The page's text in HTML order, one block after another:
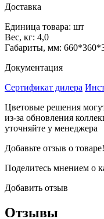
Доставка
Единица товара: шт
Вес, кг: 4,0
Габариты, мм:
Документация
Сертификат дилера
Цветовые решения
из-за обновления
уточняйте у менеджера
Добавьте отзыв о товаре!
Поделитесь мнением о
Добавить отзыв
Отзывы